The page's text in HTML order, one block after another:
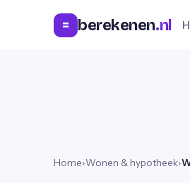
= berekenen.nl
Home›Wonen & hypotheek›